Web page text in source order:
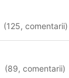
(125,comentarii)
(89,comentarii)